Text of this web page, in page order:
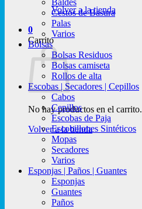
Volver a la tienda
0
Carrito
No hay productos en el carrito.
Volver a la tienda
Baldes
Cestos de Basura
Palas
Varios
Bolsas
Bolsas Residuos
Bolsas camiseta
Rollos de alta
Escobas | Secadores | Cepillos
Cabos
Cepillos
Escobas de Paja
Escobillones Sintéticos
Mopas
Secadores
Varios
Esponjas | Paños | Guantes
Esponjas
Guantes
Paños